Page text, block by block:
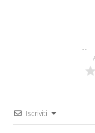
Iscriviti